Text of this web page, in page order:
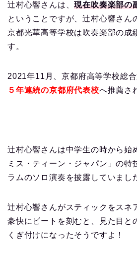
辻村心響さんは、現在吹奏楽部の
ということですが、辻村心響さん
京都光華高等学校は吹奏楽部の成
す。
2021年11月、京都府高等学校総
５年連続の京都府代表校へ推薦さ
辻村心響さんは中学生の時から始
ミス・ティーン・ジャパン」の特
ラムのソロ演奏を披露していまし
辻村心響さんがスティックをスネ
豪快にビートを刻むと、見た目と
くぎ付けになったそうですよ！